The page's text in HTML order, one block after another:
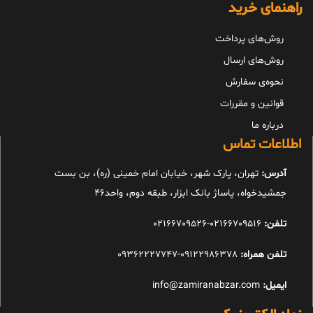
راهنمای خرید
روش‌های پرداخت
روش‌های ارسال
نحوه‌ی سفارش
قوانین و مقررات
درباره ما
اطلاعات تماس
آدرس: تهران، پارک شهر، خیابان امام خمینی (ره)، بن بست
جمشیدخواه، پاساژ بانک ابزار، طبقه دوم، واحد46
تلفن:
تلفن همراه: 09122986378-09362227747
ایمیل: